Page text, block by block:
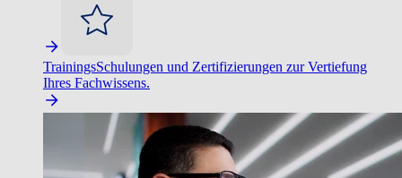
TrainingsSchulungen und Zertifizierungen zur Vertiefung
Ihres Fachwissens.